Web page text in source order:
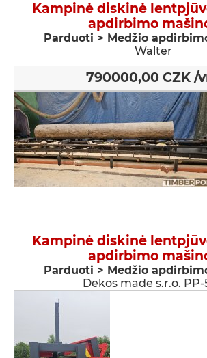
Kampinė diskinė
apdirbimo
Parduoti > Medžio
Walter
790000,00 CZK /
Kampinė diskinė
apdirbimo
Parduoti > Medžio
Dekos made s.r.o. PP-